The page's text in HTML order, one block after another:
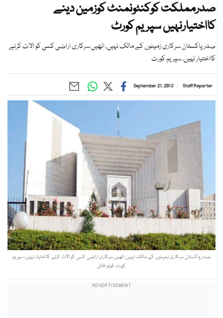
صدرمملکت کوکنٹونمنٹ کوزمین دینے
کااختیارنہیں سپریم کورٹ
صدرپاکستان سرکاری زمینوں کے مالک نہیں، انھیں سرکاری اراضی کسی کو الاٹ کرنے
کااختیار نہیں، سپریم کورٹ
Staff Reporter
September 21, 2013
صدرپاکستان سرکاری زمینوں کے مالک نہیں، انھیں سرکاری اراضی کسی کو الاٹ کرنے کااختیار نہیں، سپریم
کورٹ. فوٹو: فائل